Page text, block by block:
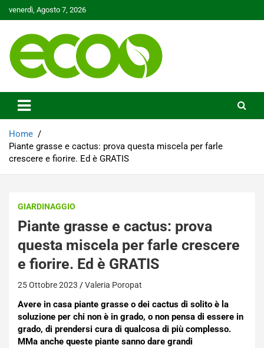
to
venerdì, Agosto 7, 2026
Ecoo.it
Home
Piante grasse e cactus: prova questa miscela per farle
crescere e fiorire. Ed è GRATIS
GIARDINAGGIO
Piante grasse e cactus: prova
questa miscela per farle crescere
e fiorire. Ed è GRATIS
25 Ottobre 2023 Valeria Poropat
Avere in casa piante grasse o dei cactus di solito è la
soluzione per chi non è in grado, o non pensa di essere in
grado, di prendersi cura di qualcosa di più complesso.
MMa anche queste piante sanno dare grandi